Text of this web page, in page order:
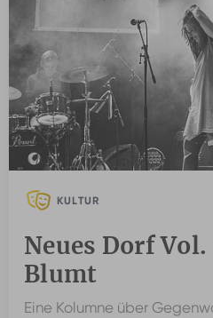
KULTUR
Neues Dorf Vol.
Blumt
Eine Kolumne über